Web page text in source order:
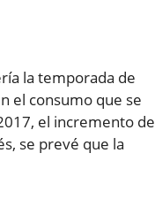
la temporada de
el consumo que se
el incremento de
se prevé que la